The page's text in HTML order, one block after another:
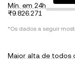
Mín. em 24h
₨9.826.271
*Os dados a seguir
Maior alta de todos